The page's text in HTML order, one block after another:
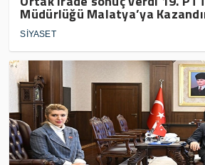
Müdürlüğü Malatya’ya
SİYASET